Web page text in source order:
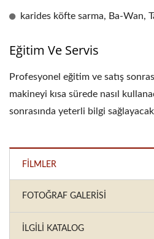
karides köfte sarma, Ba-Wan,
Eğitim Ve Servis
Profesyonel eğitim ve satış
makineyi kısa sürede nasıl
sonrasında yeterli bilgi
FILMLER
FOTOĞRAF GALERISI
İLGILI KATALOG